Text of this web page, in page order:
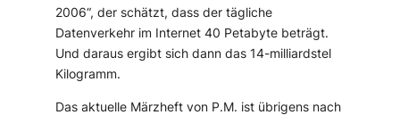
2006“, der schätzt, dass der tägliche
Datenverkehr im Internet 40 Petabyte beträgt.
Und daraus ergibt sich dann das 14-milliardstel
Kilogramm.
Das aktuelle Märzheft von P.M. ist übrigens nach